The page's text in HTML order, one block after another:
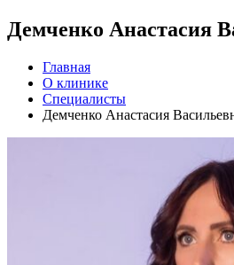
Демченко Анастасия
Главная
О клинике
Специалисты
Демченко Анастасия